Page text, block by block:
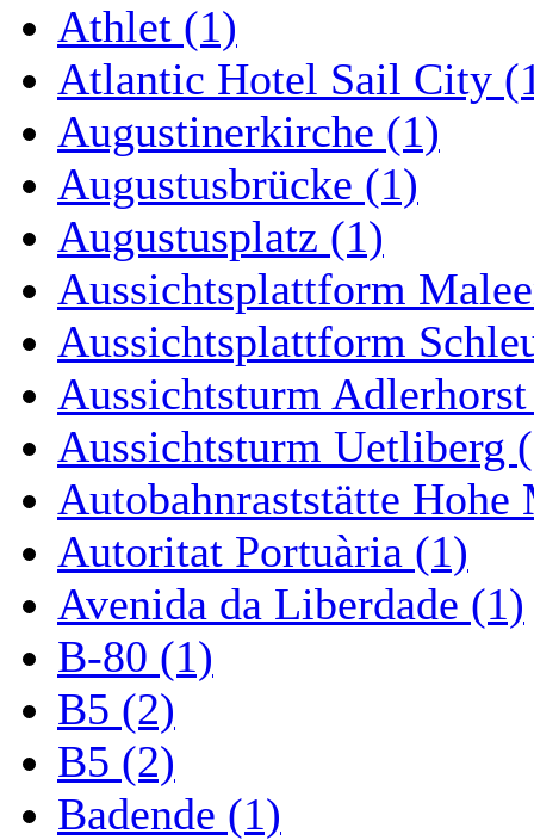
Athlet (1)
Atlantic Hotel Sail City
Augustinerkirche (1)
Augustusbrücke (1)
Augustusplatz (1)
Aussichtsplattform
Aussichtsplattform
Aussichtsturm
Aussichtsturm Uetliberg
Autobahnraststätte Hohe
Autoritat Portuària (1)
Avenida da Liberdade (1)
B-80 (1)
B5 (2)
B5 (2)
Badende (1)